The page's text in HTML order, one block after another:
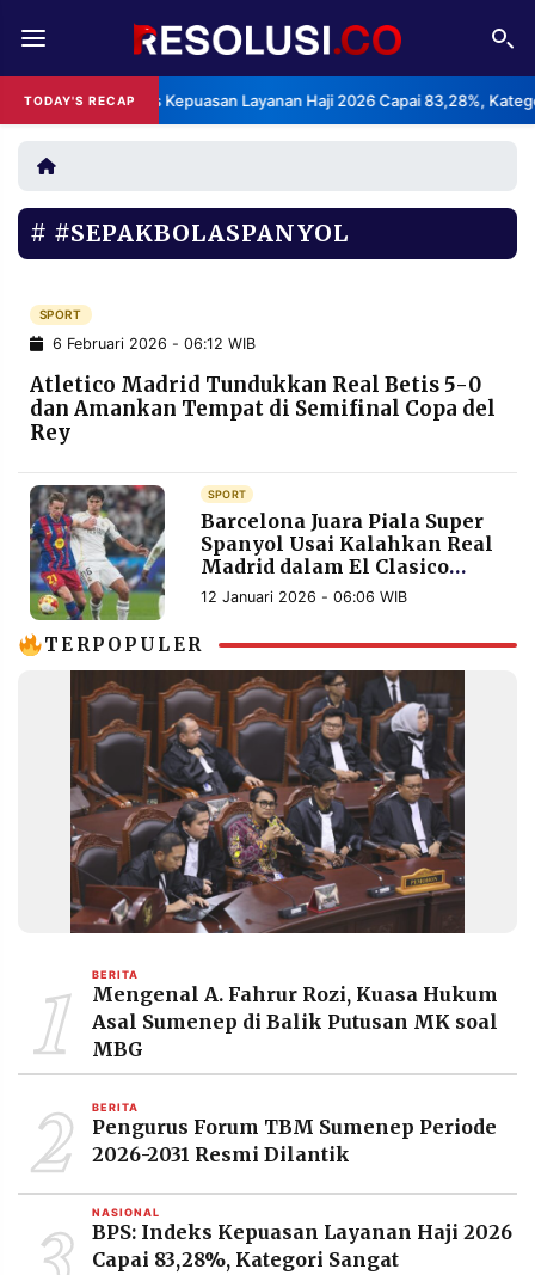
TODAY'S RECAP
BPS: Indeks Kepuasan Layanan Haji 2026 Capai 83,28%, Kategori
REDAKSI TENTANG
RESOLUSI IKLAN
RUBRIKASI
FINANSIA
MANCA SPORT
INFORMASI
PRIVACY
POLICY
BERITA
WARGA
INFORMASI
IKLAN
KIRIM
OF
SERVICE
IKUTI
KAMI
©
PT.
©
Resolusi.co
2026
#SEPAKBOLASPANYOL
SPORT
6 Februari 2026 - 06:12 WIB
Atletico Madrid Tundukkan Real Betis 5-0
dan Amankan Tempat di Semifinal Copa del
Rey
SPORT
Barcelona Juara Piala Super
Spanyol Usai Kalahkan Real
Madrid dalam El Clasico
Dramatis
12 Januari 2026 - 06:06 WIB
TERPOPULER
1 BERITA
Mengenal A. Fahrur Rozi, Kuasa Hukum
Asal Sumenep di Balik Putusan MK soal
MBG
2 BERITA
Pengurus Forum TBM Sumenep Periode
2026-2031 Resmi Dilantik
NASIONAL
BPS: Indeks Kepuasan Layanan Haji 2026
Capai 83,28%, Kategori Sangat